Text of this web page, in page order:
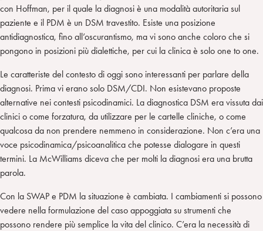
con Hoffman, per il quale la diagnosi è una modalità autoritaria sul
paziente e il PDM è un DSM travestito. Esiste una posizione
antidiagnostica, fino all’oscurantismo, ma vi sono anche coloro che si
pongono in posizioni più dialettiche, per cui la clinica è solo one to one.
Le caratteriste del contesto di oggi sono interessanti per parlare della
diagnosi. Prima vi erano solo DSM/CDI. Non esistevano proposte
alternative nei contesti psicodinamici. La diagnostica DSM era vissuta dai
clinici o come forzatura, da utilizzare per le cartelle cliniche, o come
qualcosa da non prendere nemmeno in considerazione. Non c’era una
voce psicodinamica/psicoanalitica che potesse dialogare in questi
termini. La McWilliams diceva che per molti la diagnosi era una brutta
parola.
Con la SWAP e PDM la situazione è cambiata. I cambiamenti si possono
vedere nella formulazione del caso appoggiata su strumenti che
possono rendere più semplice la vita del clinico. C’era la necessità di